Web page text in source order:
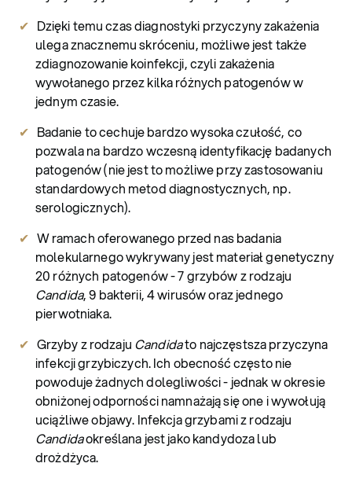
Dzięki temu czas diagnostyki przyczyny zakażenia
ulega znacznemu skróceniu, możliwe jest także
zdiagnozowanie koinfekcji, czyli zakażenia
wywołanego przez kilka różnych patogenów w
jednym czasie.
Badanie to cechuje bardzo wysoka czułość, co
pozwala na bardzo wczesną identyfikację badanych
patogenów (nie jest to możliwe przy zastosowaniu
standardowych metod diagnostycznych, np.
serologicznych).
W ramach oferowanego przed nas badania
molekularnego wykrywany jest materiał genetyczny
20 różnych patogenów - 7 grzybów z rodzaju
Candida, 9 bakterii, 4 wirusów oraz jednego
pierwotniaka.
Grzyby z rodzaju Candidato najczęstsza przyczyna
infekcji grzybiczych. Ich obecność często nie
powoduje żadnych dolegliwości - jednak w okresie
obniżonej odporności namnażają się one i wywołują
uciążliwe objawy. Infekcja grzybami z rodzaju
Candidaokreślana jest jako kandydoza lub
drożdżyca.